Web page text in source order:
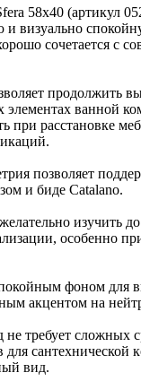
58x40 (артикул
и визуально
сочетается с
продолжить
элементах ванной
при расстановке
позволяет
и биде Catalano.
изучить
особенно
фоном для
акцентом на
требует сложных
для
вид.